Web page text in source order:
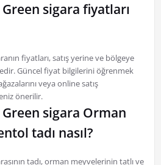
sigara fiyatları
fiyatları, satış yerine ve bölgeye
Güncel fiyat bilgilerini öğrenmek
veya online satış
önerilir.
sigara Orman
tadı nasıl?
tadı, orman meyvelerinin tatlı ve